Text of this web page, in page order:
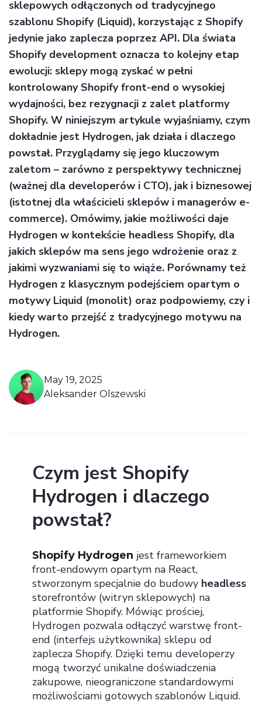
sklepowych odłączonych od tradycyjnego
szablonu Shopify (Liquid), korzystając z Shopify
jedynie jako zaplecza poprzez API. Dla świata
Shopify development oznacza to kolejny etap
ewolucji: sklepy mogą zyskać w pełni
kontrolowany Shopify front-end o wysokiej
wydajności, bez rezygnacji z zalet platformy
Shopify. W niniejszym artykule wyjaśniamy, czym
dokładnie jest Hydrogen, jak działa i dlaczego
powstał. Przyglądamy się jego kluczowym
zaletom – zarówno z perspektywy technicznej
(ważnej dla developerów i CTO), jak i biznesowej
(istotnej dla właścicieli sklepów i managerów e-
commerce). Omówimy, jakie możliwości daje
Hydrogen w kontekście headless Shopify, dla
jakich sklepów ma sens jego wdrożenie oraz z
jakimi wyzwaniami się to wiąże. Porównamy też
Hydrogen z klasycznym podejściem opartym o
motywy Liquid (monolit) oraz podpowiemy, czy i
kiedy warto przejść z tradycyjnego motywu na
Hydrogen.
May 19, 2025
Aleksander Olszewski
Czym jest Shopify
Hydrogen i dlaczego
powstał?
Shopify Hydrogen jest frameworkiem
front-endowym opartym na React,
stworzonym specjalnie do budowy headless
storefrontów (witryn sklepowych) na
platformie Shopify. Mówiąc prościej,
Hydrogen pozwala odłączyć warstwę front-
end (interfejs użytkownika) sklepu od
zaplecza Shopify. Dzięki temu developerzy
mogą tworzyć unikalne doświadczenia
zakupowe, nieograniczone standardowymi
możliwościami gotowych szablonów Liquid.